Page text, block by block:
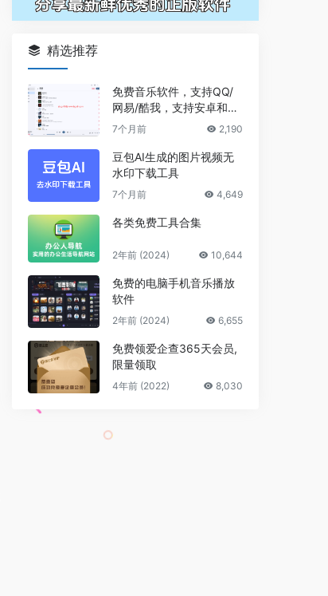
精选推荐
免费音乐软件，支持QQ/
网易/酷我，支持安卓和Wi
ndows平台
7个月前 2,190
豆包AI生成的图片视频无
水印下载工具
7个月前 4,649
各类免费工具合集
2年前 (2024) 10,644
免费的电脑手机音乐播放
软件
2年前 (2024) 6,655
免费领爱企查365天会员,
限量领取
4年前 (2022) 8,030